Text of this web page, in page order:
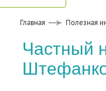
Главная Полезная
Частный